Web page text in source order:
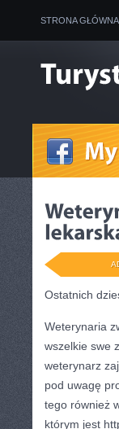
STRONA GŁÓWNA
Ostatnich
Weterynaria
wszelkie swe
weterynarz
pod uwagę
tego również
którym jest